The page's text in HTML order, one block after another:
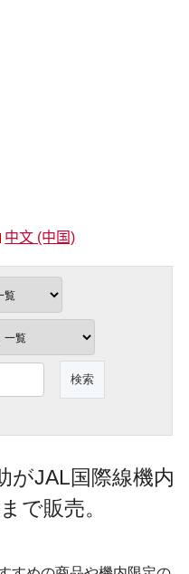
中文 (中国)
がJAL国際線機内
で販売。